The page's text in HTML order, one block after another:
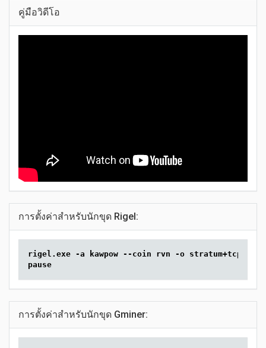
คู่มือวิดีโอ
การตั้งค่าสำหรับนักขุด Rigel:
rigel.exe -a kawpow --coin rvn -o stratum+tcp://
pause
การตั้งค่าสำหรับนักขุด Gminer: